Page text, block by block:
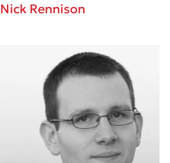
Nick Rennison